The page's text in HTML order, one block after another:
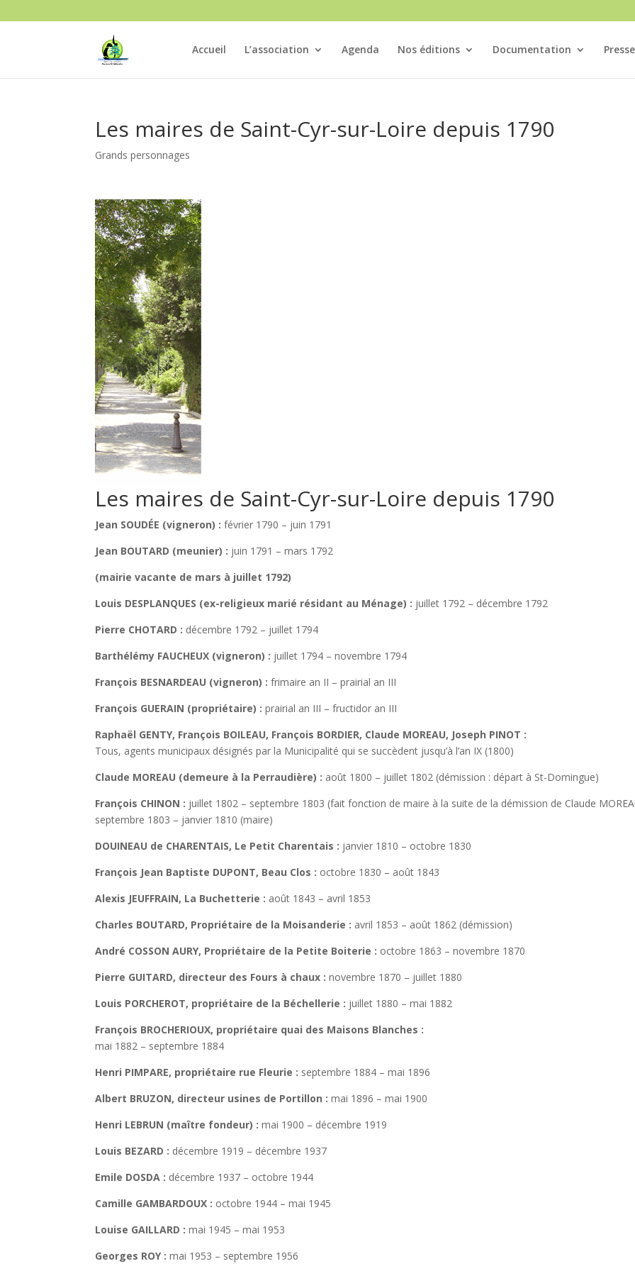
Accueil L’association Agenda Nos éditions Documentation Presse
Les maires de Saint-Cyr-sur-Loire depuis 1790
Grands personnages
Les maires de Saint-Cyr-sur-Loire depuis 1790
Jean SOUDÉE (vigneron) : février 1790 – juin 1791
Jean BOUTARD (meunier) : juin 1791 – mars 1792
(mairie vacante de mars à juillet 1792)
Louis DESPLANQUES (ex-religieux marié résidant au Ménage) : juillet 1792 – décembre 1792
Pierre CHOTARD : décembre 1792 – juillet 1794
Barthélémy FAUCHEUX (vigneron) : juillet 1794 – novembre 1794
François BESNARDEAU (vigneron) : frimaire an II – prairial an III
François GUERAIN (propriétaire) : prairial an III – fructidor an III
Raphaël GENTY, François BOILEAU, François BORDIER, Claude MOREAU, Joseph PINOT :
Tous, agents municipaux désignés par la Municipalité qui se succèdent jusqu’à l’an IX (1800)
Claude MOREAU (demeure à la Perraudière) : août 1800 – juillet 1802 (démission : départ à St-Domingue)
François CHINON : juillet 1802 – septembre 1803 (fait fonction de maire à la suite de la démission de Claude
septembre 1803 – janvier 1810 (maire)
DOUINEAU de CHARENTAIS, Le Petit Charentais : janvier 1810 – octobre 1830
François Jean Baptiste DUPONT, Beau Clos : octobre 1830 – août 1843
Alexis JEUFFRAIN, La Buchetterie : août 1843 – avril 1853
Charles BOUTARD, Propriétaire de la Moisanderie : avril 1853 – août 1862 (démission)
André COSSON AURY, Propriétaire de la Petite Boiterie : octobre 1863 – novembre 1870
Pierre GUITARD, directeur des Fours à chaux : novembre 1870 – juillet 1880
Louis PORCHEROT, propriétaire de la Béchellerie : juillet 1880 – mai 1882
François BROCHERIOUX, propriétaire quai des Maisons Blanches :
mai 1882 – septembre 1884
Henri PIMPARE, propriétaire rue Fleurie : septembre 1884 – mai 1896
Albert BRUZON, directeur usines de Portillon : mai 1896 – mai 1900
Henri LEBRUN (maître fondeur) : mai 1900 – décembre 1919
Louis BEZARD : décembre 1919 – décembre 1937
Emile DOSDA : décembre 1937 – octobre 1944
Camille GAMBARDOUX : octobre 1944 – mai 1945
Louise GAILLARD : mai 1945 – mai 1953
Georges ROY : mai 1953 – septembre 1956